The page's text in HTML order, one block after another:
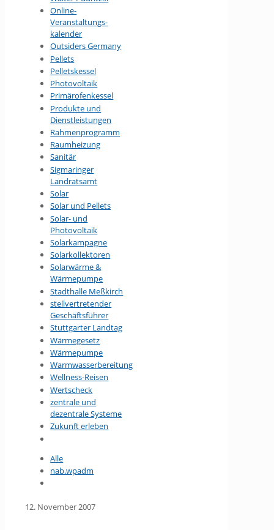
Online-
Veranstaltungs­
kalender
Outsiders Germany
Pellets
Pelletskessel
Photovoltaik
Primärofenkessel
Produkte und
Dienstleistungen
Rahmenprogramm
Raumheizung
Sanitär
Sigmaringer
Landratsamt
Solar
Solar und Pellets
Solar- und
Photovoltaik
Solarkampagne
Solarkollektoren
Solarwärme &
Wärmepumpe
Stadthalle Meßkirch
stellvertretender
Geschäftsführer
Stuttgarter Landtag
Wärmegesetz
Wärmepumpe
Warmwasserbereitung
Wellness-Reisen
Wertscheck
zentrale und
dezentrale Systeme
Zukunft erleben
Alle
nab.wpadm
12. November 2007